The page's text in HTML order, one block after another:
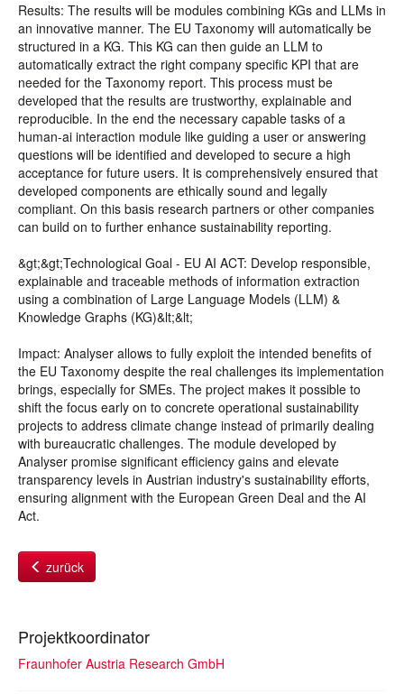
Results: The results will be modules combining KGs and LLMs in
an innovative manner. The EU Taxonomy will automatically be
structured in a KG. This KG can then guide an LLM to
automatically extract the right company specific KPI that are
needed for the Taxonomy report. This process must be
developed that the results are trustworthy, explainable and
reproducible. In the end the necessary capable tasks of a
human-ai interaction module like guiding a user or answering
questions will be identified and developed to secure a high
acceptance for future users. It is comprehensively ensured that
developed components are ethically sound and legally
compliant. On this basis research partners or other companies
can build on to further enhance sustainability reporting.
&gt;&gt;Technological Goal - EU AI ACT: Develop responsible,
explainable and traceable methods of information extraction
using a combination of Large Language Models (LLM) &
Knowledge Graphs (KG)&lt;&lt;
Impact: Analyser allows to fully exploit the intended benefits of
the EU Taxonomy despite the real challenges its implementation
brings, especially for SMEs. The project makes it possible to
shift the focus early on to concrete operational sustainability
projects to address climate change instead of primarily dealing
with bureaucratic challenges. The module developed by
Analyser promise significant efficiency gains and elevate
transparency levels in Austrian industry's sustainability efforts,
ensuring alignment with the European Green Deal and the AI
Act.
zurück
Projektkoordinator
Fraunhofer Austria Research GmbH